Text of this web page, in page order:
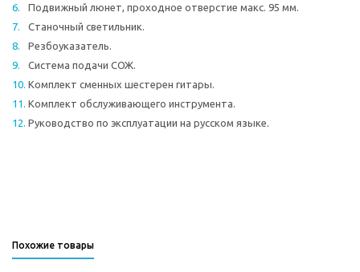
Подвижный люнет, проходное отверстие макс. 95 мм.
Станочный светильник.
Резбоуказатель.
Система подачи СОЖ.
Комплект сменных шестерен гитары.
Комплект обслуживающего инструмента.
Руководство по эксплуатации на русском языке.
Похожие товары